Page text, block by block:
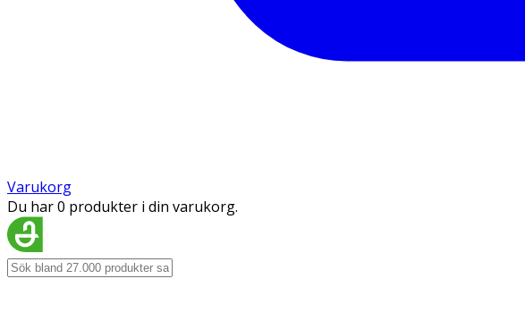
Varukorg
Du har 0 produkter i din varukorg.